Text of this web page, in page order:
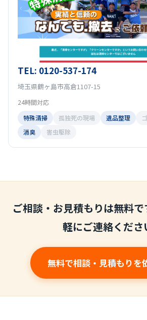
TEL: 0120-537-174
埼玉県鶴ヶ島市高倉1107-15
24時間対応
特殊清掃
孤独死の現場 遺品整理
消臭
害虫駆除
ご相談・お見積もりは無料
軽にご連絡くださ
無料で相談・見積もりを